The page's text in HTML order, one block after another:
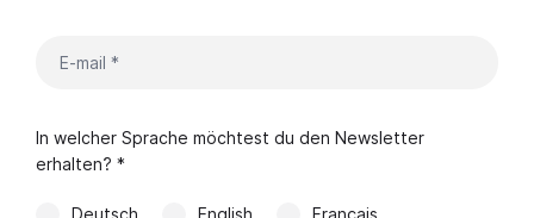
In welcher Sprache möchtest du den Newsletter
erhalten? *
Deutsch English Français